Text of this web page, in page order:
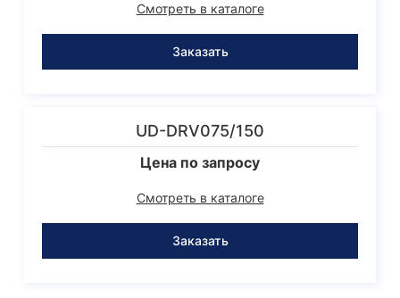
Смотреть в каталоге
Заказать
UD-DRV075/150
Цена по запросу
Смотреть в каталоге
Заказать